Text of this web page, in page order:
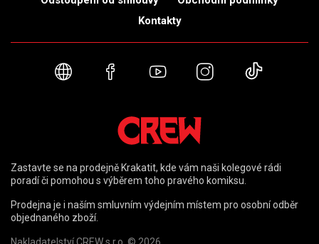
Kontakty
Webové stránky
FacebookYouTubeInstagram
Zastavte se na prodejně Krakatit, kde vám naši kolegové rádi
poradí či pomohou s výběrem toho pravého komiksu.
Prodejna je i naším smluvním výdejním místem pro osobní odběr
objednaného zboží.